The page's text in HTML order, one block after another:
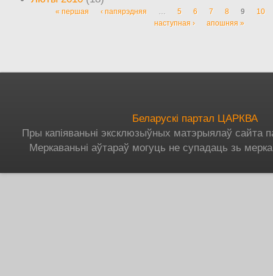
Старонкі
« першая ‹ папярэдняя … 5 6 7 8 9
10
наступная ›
апошняя »
Беларускі партал ЦАРКВА
Пры капіяваньні эксклюзыўных матэрыялаў сайта
Меркаваньні аўтараў могуць не супадаць зь